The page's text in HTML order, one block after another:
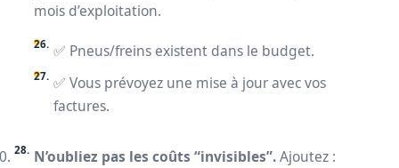
mois d’exploitation.
✅ Pneus/freins existent dans le budget.
✅ Vous prévoyez une mise à jour avec vos
factures.
N’oubliez pas les coûts “invisibles”.Ajoutez :